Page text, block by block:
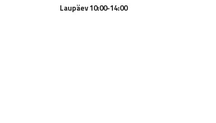
Laupäev 10:00-14:00